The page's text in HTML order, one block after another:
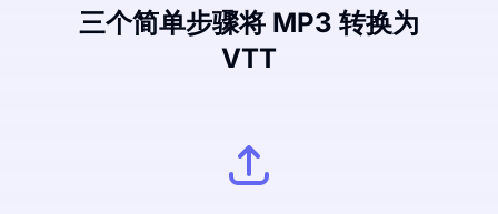
三个简单步骤将 MP3 转换为
VTT